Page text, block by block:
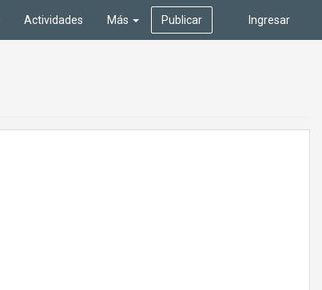
Ingresar
Actividades Más Publicar